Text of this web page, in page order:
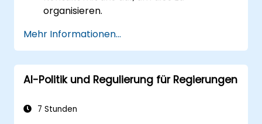
organisieren.
Mehr Informationen...
AI-Politik und Regulierung für Regierungen
7 Stunden